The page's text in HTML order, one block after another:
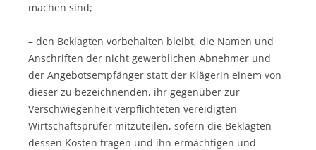
machen sind;
– den Beklagten vorbehalten bleibt, die Namen und
Anschriften der nicht gewerblichen Abnehmer und
der Angebotsempfänger statt der Klägerin einem von
dieser zu bezeichnenden, ihr gegenüber zur
Verschwiegenheit verpflichteten vereidigten
Wirtschaftsprüfer mitzuteilen, sofern die Beklagten
dessen Kosten tragen und ihn ermächtigen und